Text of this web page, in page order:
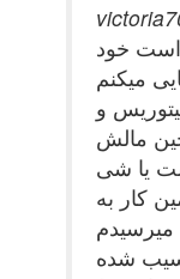
خود
میکنم
و
مالش
یا شی
کار به
شده